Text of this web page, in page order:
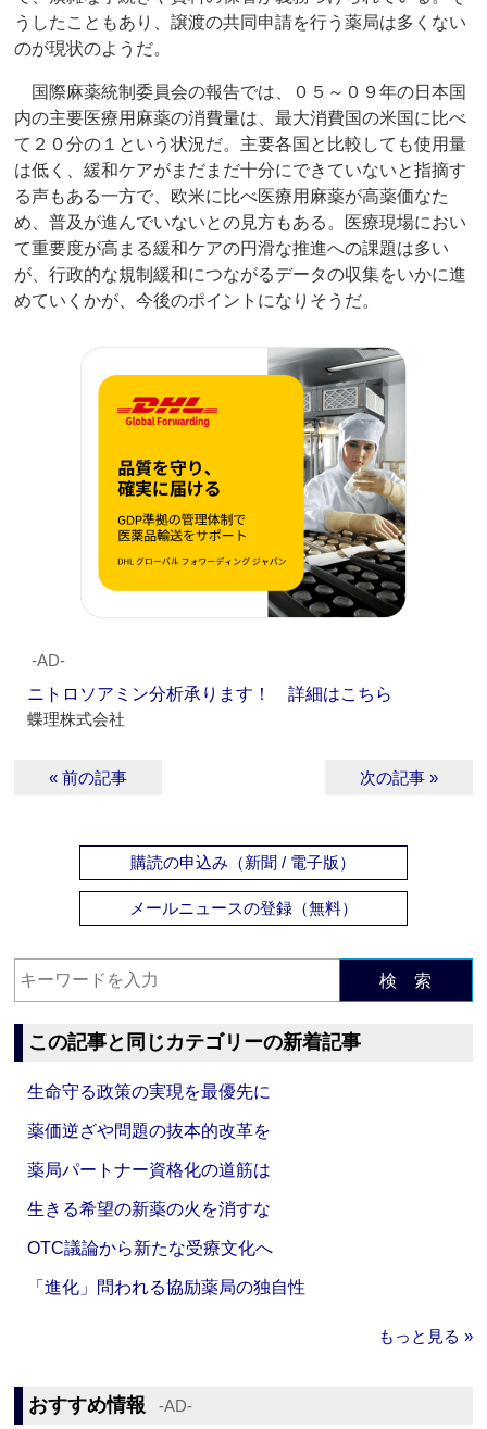
うしたこともあり、譲渡の共同申請を行う薬局は多くない
のが現状のようだ。
国際麻薬統制委員会の報告では、０５～０９年の日本国
内の主要医療用麻薬の消費量は、最大消費国の米国に比べ
て２０分の１という状況だ。主要各国と比較しても使用量
は低く、緩和ケアがまだまだ十分にできていないと指摘す
る声もある一方で、欧米に比べ医療用麻薬が高薬価なた
め、普及が進んでいないとの見方もある。医療現場におい
て重要度が高まる緩和ケアの円滑な推進への課題は多い
が、行政的な規制緩和につながるデータの収集をいかに進
めていくかが、今後のポイントになりそうだ。
‐AD‐
ニトロソアミン分析承ります！ 詳細はこちら
蝶理株式会社
« 前の記事 次の記事 »
購読の申込み（新聞 / 電子版）
メールニュースの登録（無料）
検 索
この記事と同じカテゴリーの新着記事
生命守る政策の実現を最優先に
薬価逆ざや問題の抜本的改革を
薬局パートナー資格化の道筋は
生きる希望の新薬の火を消すな
OTC議論から新たな受療文化へ
「進化」問われる協励薬局の独自性
もっと見る »
おすすめ情報 ‐AD‐